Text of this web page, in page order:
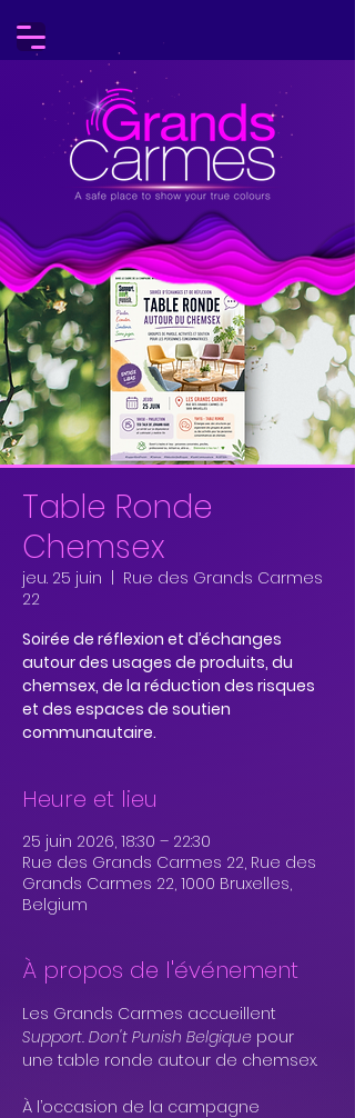
Table Ronde
Chemsex
jeu. 25 juin
Rue des Grands Carmes
22
Soirée de réflexion et d’échanges
autour des usages de produits, du
chemsex, de la réduction des risques
et des espaces de soutien
communautaire.
Heure et lieu
25 juin 2026, 18:30 – 22:30
Rue des Grands Carmes 22, Rue des
Grands Carmes 22, 1000 Bruxelles,
Belgium
À propos de l'événement
Les Grands Carmes accueillent
Support. Don't Punish Belgique pour
une table ronde autour de chemsex.
À l’occasion de la campagne